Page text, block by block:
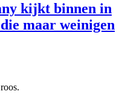
kijkt binnen in
maar weinigen